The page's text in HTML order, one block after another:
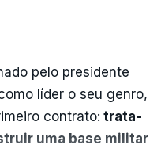
pelo presidente
líder o seu genro,
contrato: trata-
uma base militar